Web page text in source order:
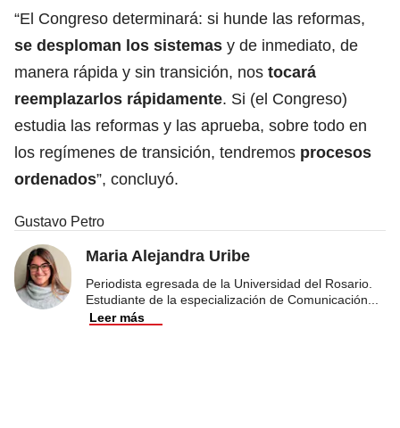
“El Congreso determinará: si hunde las reformas,
se desploman los sistemas y de inmediato, de
manera rápida y sin transición, nos tocará
reemplazarlos rápidamente. Si (el Congreso)
estudia las reformas y las aprueba, sobre todo en
los regímenes de transición, tendremos procesos
ordenados”, concluyó.
Gustavo Petro
Maria Alejandra Uribe
Periodista egresada de la Universidad del Rosario.
Estudiante de la especialización de Comunicación
Leer más